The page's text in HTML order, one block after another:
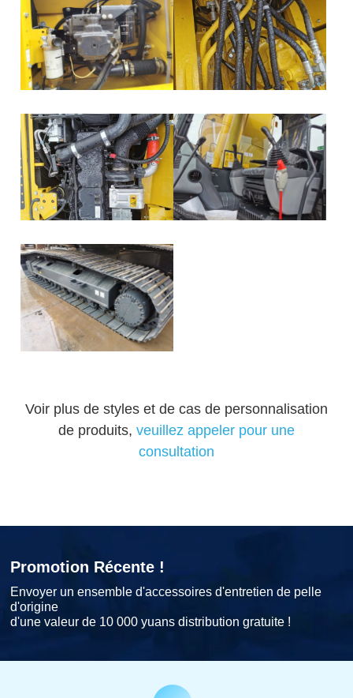
Voir plus de styles et de cas de personnalisation
de produits, veuillez appeler pour une
consultation
Promotion Récente !
Envoyer un ensemble d'accessoires d'entretien de pelle
d'origine
d'une valeur de 10 000 yuans distribution gratuite !